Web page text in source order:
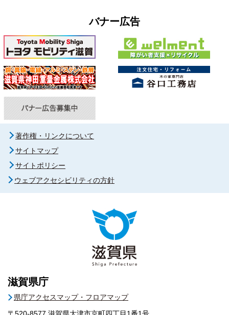
バナー広告
著作権・リンクについて
サイトマップ
サイトポリシー
ウェブアクセシビリティの方針
滋賀県庁
県庁アクセスマップ・フロアマップ
〒520-8577 滋賀県大津市京町四丁目1番1号